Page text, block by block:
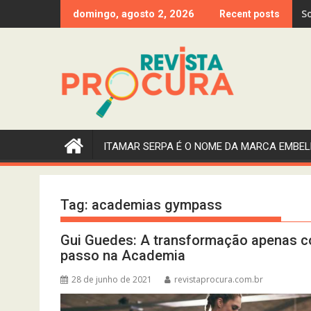
to
domingo, agosto 2, 2026 Recent posts
ITAMAR SERPA É O NOME DA MARCA
Tag: academias gympass
Gui Guedes: A transformação apenas
passo na Academia
28 de junho de 2021 revistaprocura.com.br